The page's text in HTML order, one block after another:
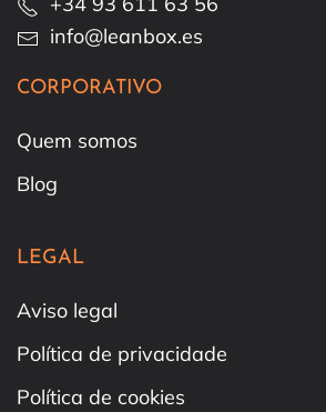
info@leanbox.es
CORPORATIVO
Quem somos
Blog
LEGAL
Aviso legal
Política de privacidade
Política de cookies